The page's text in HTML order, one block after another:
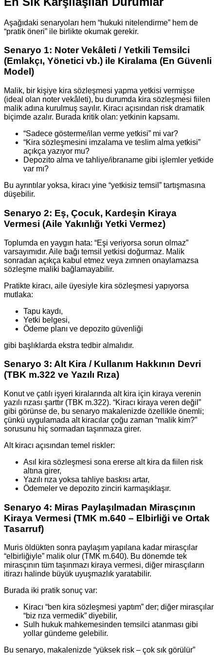
Aşağıdaki senaryoları hem “hukuki nitelendirme” hem de
“pratik öneri” ile birlikte okumak gerekir.
Senaryo 1: Noter Vekâleti / Yetkili Temsilci
(Emlakçı, Yönetici vb.) ile Kiralama (En Güvenli
Model)
Malik, bir kişiye kira sözleşmesi yapma yetkisi vermişse
(ideal olan noter vekâleti), bu durumda kira sözleşmesi fiilen
malik adına kurulmuş sayılır. Kiracı açısından risk dramatik
biçimde azalır. Burada kritik olan: yetkinin kapsamı.
“Sadece gösterme/ilan verme yetkisi” mi var?
“Kira sözleşmesini imzalama ve teslim alma yetkisi”
açıkça yazıyor mu?
Depozito alma ve tahliye/ibraname gibi işlemler yetkide
var mı?
Bu ayrıntılar yoksa, kiracı yine “yetkisiz temsil” tartışmasına
düşebilir.
Senaryo 2: Eş, Çocuk, Kardeşin Kiraya
Vermesi (Aile Yakınlığı Yetki Vermez)
Toplumda en yaygın hata: “Eşi veriyorsa sorun olmaz”
varsayımıdır. Aile bağı temsil yetkisi doğurmaz. Malik
sonradan açıkça kabul etmez veya zımnen onaylamazsa
sözleşme maliki bağlamayabilir.
Pratikte kiracı, aile üyesiyle kira sözleşmesi yapıyorsa
mutlaka:
Tapu kaydı,
Yetki belgesi,
Ödeme planı ve depozito güvenliği
gibi başlıklarda ekstra tedbir almalıdır.
Senaryo 3: Alt Kira / Kullanım Hakkının Devri
(TBK m.322 ve Yazılı Rıza)
Konut ve çatılı işyeri kiralarında alt kira için kiraya verenin
yazılı rızası şarttır (TBK m.322). “Kiracı kiraya veren değil”
gibi görünse de, bu senaryo makalenizde özellikle önemli;
çünkü uygulamada alt kiracılar çoğu zaman “malik kim?”
sorusunu hiç sormadan taşınmaza girer.
Alt kiracı açısından temel riskler:
Asıl kira sözleşmesi sona ererse alt kira da fiilen risk
altına girer,
Yazılı rıza yoksa tahliye baskısı artar,
Ödemeler ve depozito zinciri karmaşıklaşır.
Senaryo 4: Miras Paylaşılmadan Mirasçının
Kiraya Vermesi (TMK m.640 – Elbirliği ve Ortak
Tasarruf)
Muris öldükten sonra paylaşım yapılana kadar mirasçılar
“elbirliğiyle” malik olur (TMK m.640). Bu dönemde tek
mirasçının tüm taşınmazı kiraya vermesi, diğer mirasçıların
itirazı halinde büyük uyuşmazlık yaratabilir.
Burada iki pratik sonuç var:
Kiracı “ben kira sözleşmesi yaptım” der; diğer mirasçılar
“biz rıza vermedik” diyebilir,
Sulh hukuk mahkemesinden temsilci atanması gibi
yollar gündeme gelebilir.
Bu senaryo, makalenizde “yüksek risk – çok sık görülür”